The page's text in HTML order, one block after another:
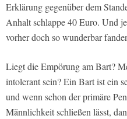
Erklärung gegenüber dem
Anhalt schlappe 40 Euro. Und
vorher doch so wunderbar
Liegt die Empörung am Bart?
intolerant sein? Ein Bart ist ein
und wenn schon der primäre
Männlichkeit schließen lässt,